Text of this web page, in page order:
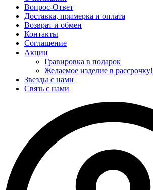
Вопрос-Ответ
Доставка, примерка и оплата
Возврат и обмен
Контакты
Соглашение
Акции
Гравировка в подарок
Желаемое изделие в рассрочку!
Звезды с нами
Связь с нами